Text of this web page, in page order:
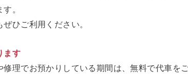
。
ひご利用ください。
ます
修理でお預かりしている期間は、無料で代車を